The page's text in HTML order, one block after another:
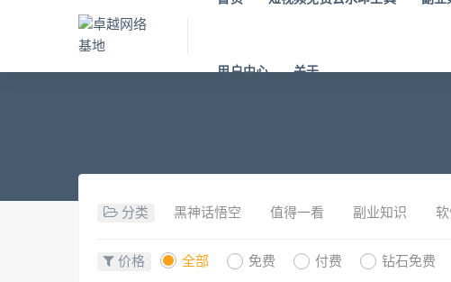
用户中心 关于
分类 黑神话悟空 值得一看 副业知识
价格 全部 免费 付费 钻石免费